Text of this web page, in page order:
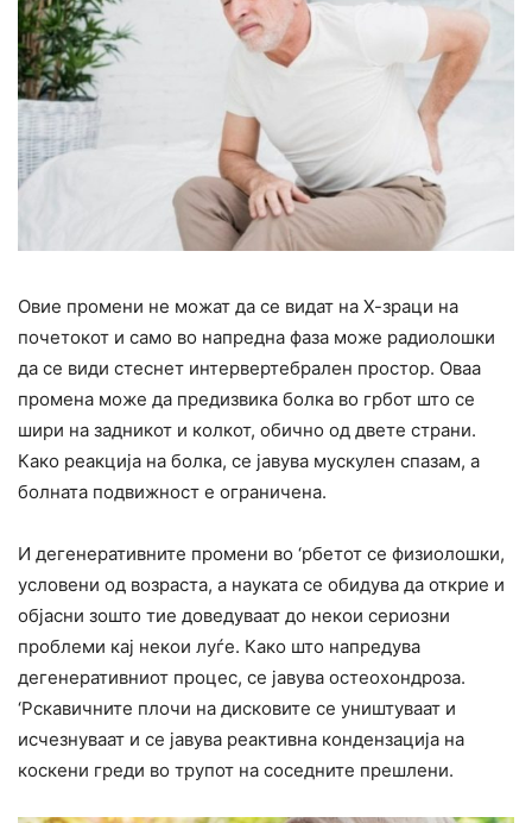
Овие промени не можат да се видат на Х-зраци на
почетокот и само во напредна фаза може радиолошки
да се види стеснет интервертебрален простор. Оваа
промена може да предизвика болка во грбот што се
шири на задникот и колкот, обично од двете страни.
Како реакција на болка, се јавува мускулен спазам, а
болната подвижност е ограничена.
И дегенеративните промени во ‘рбетот се физиолошки,
условени од возраста, а науката се обидува да открие и
објасни зошто тие доведуваат до некои сериозни
проблеми кај некои луѓе. Како што напредува
дегенеративниот процес, се јавува остеохондроза.
‘Рскавичните плочи на дисковите се уништуваат и
исчезнуваат и се јавува реактивна кондензација на
коскени греди во трупот на соседните прешлени.